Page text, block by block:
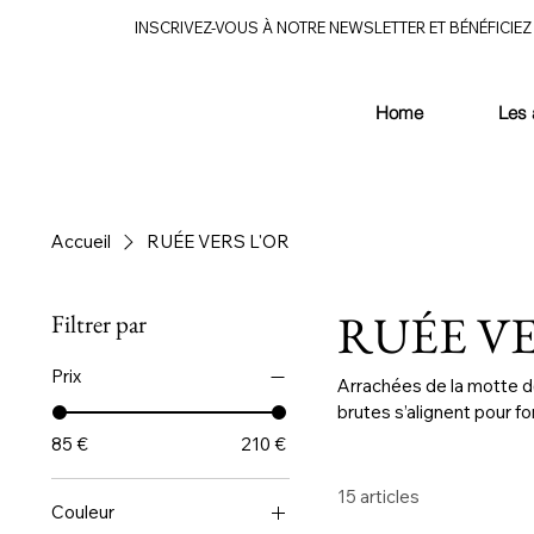
INSCRIVEZ-VOUS À NOTRE NEWSLETTER ET
Home Les
Accueil RUÉE VERS L'OR
Filtrer par
Prix
85 € 210 €
Couleur
RUÉE
Arrachées de la motte
brutes s’alignent pour
15 articles